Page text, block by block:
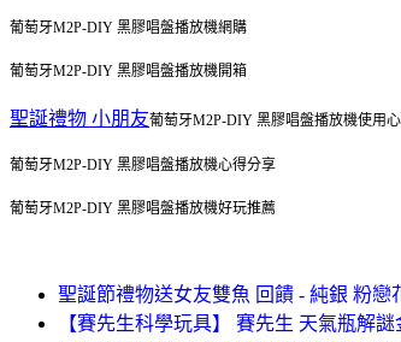
葡萄牙M2P-DIY 黑膠唱盤播放機網購
葡萄牙M2P-DIY 黑膠唱盤播放機開箱
聖誕禮物 小朋友葡萄牙M2P-DIY 黑膠唱盤播放機使用
葡萄牙M2P-DIY 黑膠唱盤播放機心得分享
葡萄牙M2P-DIY 黑膠唱盤播放機好玩推薦
聖誕節禮物送女友雙魚 回饋 - 純銀 粉戀
【賽先生科學玩具】 賽先生 天氣瓶解